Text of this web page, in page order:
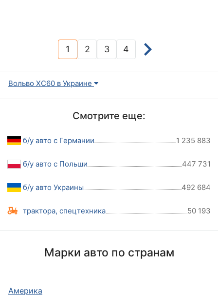
1(current)
2 3 4
Вольво ХС60 в Украине
Смотрите еще:
б/у авто с Германии 1 235 883
б/у авто с Польши 447 731
б/у авто Украины 492 684
трактора, спецтехника 50 193
Марки авто по странам
Америка